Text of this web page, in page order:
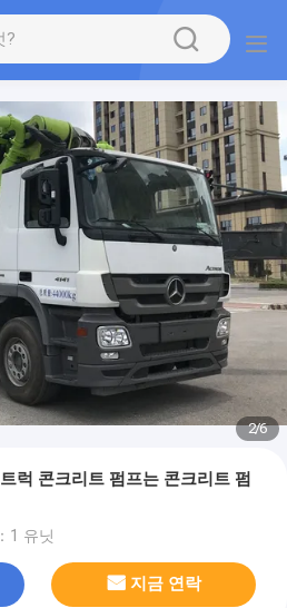
2/6
럭 콘크리트 펌프는 콘크리트 펌
1 유닛
지금 연락